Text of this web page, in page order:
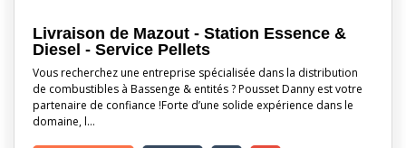
Livraison de Mazout - Station Essence &
Diesel - Service Pellets
Vous recherchez une entreprise spécialisée dans la distribution
de combustibles à Bassenge & entités ? Pousset Danny est votre
partenaire de confiance !Forte d’une solide expérience dans le
domaine, l…